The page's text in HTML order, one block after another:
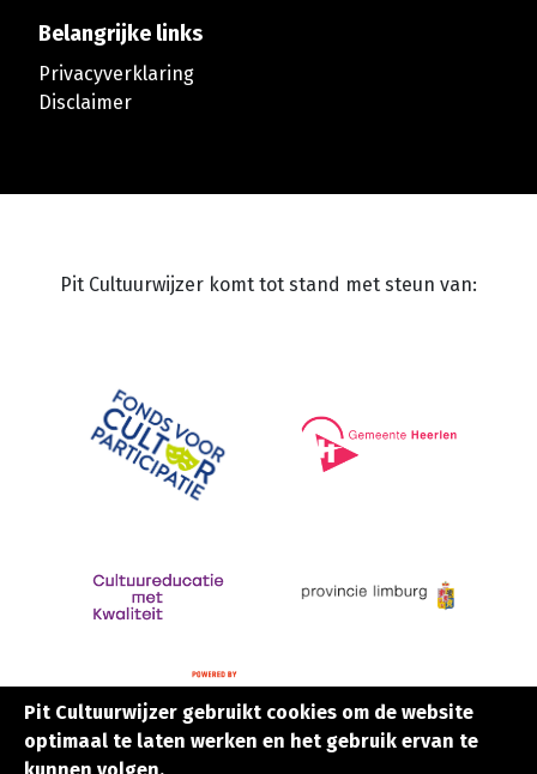
Belangrijke links
Privacyverklaring
Disclaimer
Pit Cultuurwijzer komt tot stand met steun van:
Pit Cultuurwijzer gebruikt cookies om de website
optimaal te laten werken en het gebruik ervan te
Pit Cultuurwijzer gebruikt cookies om de website
optimaal te laten werken en het gebruik ervan te